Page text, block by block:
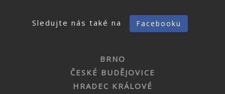
Sledujte nás také na Facebooku
BRNO
ČESKÉ BUDĚJOVICE
HRADEC KRÁLOVÉ